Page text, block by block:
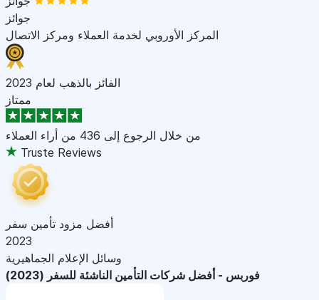
جوائز
المركز الأوروبي لخدمة العملاء ومركز الاتصال
الفائز بالذهب لعام 2023
ممتاز
من خلال الرجوع إلى 436 من أراء العملاء
Truste Reviews
أفضل مزود تأمين سفر
2023
وسائل الإعلام الجماهيرية
فوربس - أفضل شركات التأمين الناشئة للسفر (2023)